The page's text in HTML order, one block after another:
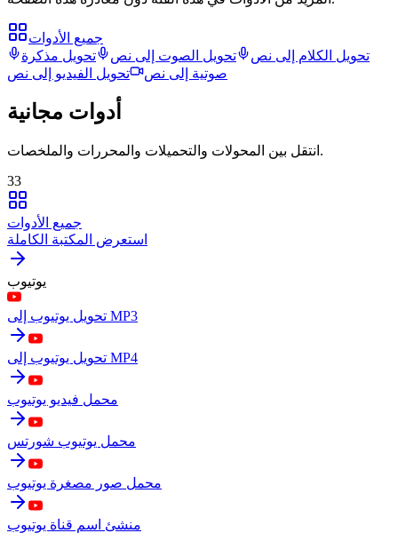
جميع الأدوات
تحويل الكلام إلى نص
تحويل الصوت إلى نص
تحويل مذكرة
صوتية إلى نص
تحويل الفيديو إلى نص
أدوات مجانية
انتقل بين المحولات والتحميلات والمحررات والملخصات.
33
جميع الأدوات
استعرض المكتبة الكاملة
يوتيوب
تحويل يوتيوب إلى MP3
تحويل يوتيوب إلى MP4
محمل فيديو يوتيوب
محمل يوتيوب شورتس
محمل صور مصغرة يوتيوب
منشئ اسم قناة يوتيوب